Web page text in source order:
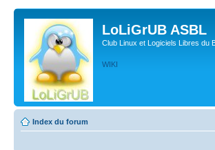
LoLiGrUB ASBL
Club Linux et Logiciels Libres du
WIKI
Index du forum